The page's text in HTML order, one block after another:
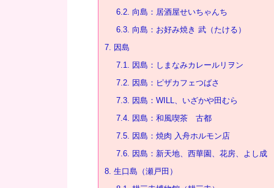
6.2. 向島：居酒屋せいちゃんち
6.3. 向島：お好み焼き 武（たける）
7. 因島
7.1. 因島：しまなみカレールリヲン
7.2. 因島：ピザカフェつばさ
7.3. 因島：WILL、いざかや田むら
7.4. 因島：和風喫茶 古都
7.5. 因島：焼肉 入舟ホルモン店
7.6. 因島：新天地、西華園、花房、よし成
8. 生口島（瀬戸田）